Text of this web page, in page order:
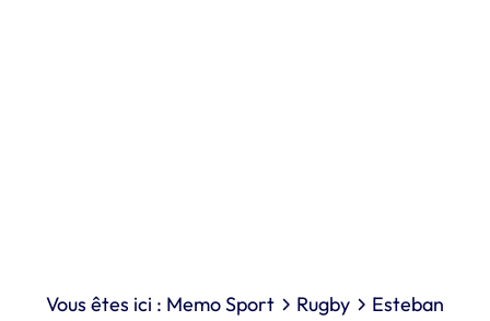
Vous êtes ici : Memo Sport Rugby
Esteban